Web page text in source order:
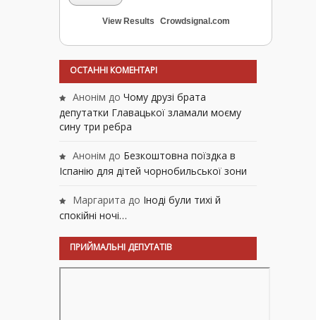
View Results Crowdsignal.com
ОСТАННІ КОМЕНТАРІ
Анонім до Чому друзі брата
депутатки Главацької зламали моєму
сину три ребра
Анонім до Безкоштовна поїздка в
Іспанію для дітей чорнобильської зони
Маргарита до Іноді були тихі й
спокійні ночі…
ПРИЙМАЛЬНІ ДЕПУТАТІВ